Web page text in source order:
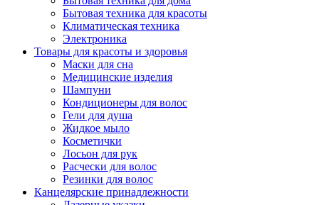
Бытовая техника для красоты
Климатическая техника
Электроника
Товары для красоты и здоровья
Маски для сна
Медицинские изделия
Шампуни
Кондиционеры для волос
Гели для душа
Жидкое мыло
Косметички
Лосьон для рук
Расчески для волос
Резинки для волос
Канцелярские принадлежности